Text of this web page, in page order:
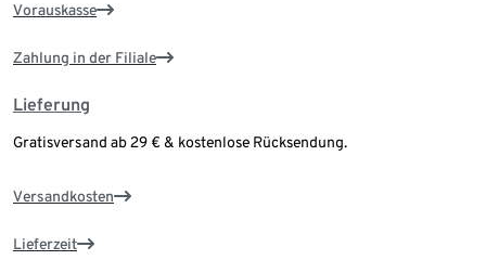
Vorauskasse
Zahlung in der Filiale
Lieferung
Gratisversand ab 29 € & kostenlose Rücksendung.
Versandkosten
Lieferzeit